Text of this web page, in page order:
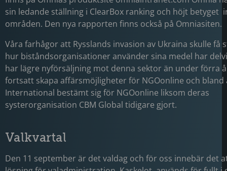
sin ledande ställning i ClearBox ranking och höjt betyget
områden. Den nya rapporten finns också på Omniasiten.
Våra farhågor att Rysslands invasion av Ukraina skulle få
hur biståndsorganisationer använder sina medel har
har lägre nyförsäljning mot denna sektor än under förra
fortsatt skapa affärsmöjligheter för NGOonline och bland
International bestämt sig för NGOonline liksom deras
systerorganisation CBM Global tidigare gjort.
Valkvartal
Den 11 september är det valdag och för oss innebär det